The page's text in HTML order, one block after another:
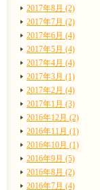
2017年8月 (2)
2017年7月 (2)
2017年6月 (4)
2017年5月 (4)
2017年4月 (4)
2017年3月 (1)
2017年2月 (4)
2017年1月 (3)
2016年12月 (2)
2016年11月 (1)
2016年10月 (1)
2016年9月 (5)
2016年8月 (2)
2016年7月 (4)